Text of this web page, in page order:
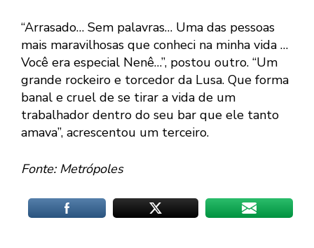
“Arrasado… Sem palavras… Uma das pessoas
mais maravilhosas que conheci na minha vida …
Você era especial Nenê…”, postou outro. “Um
grande rockeiro e torcedor da Lusa. Que forma
banal e cruel de se tirar a vida de um
trabalhador dentro do seu bar que ele tanto
amava”, acrescentou um terceiro.
Fonte: Metrópoles